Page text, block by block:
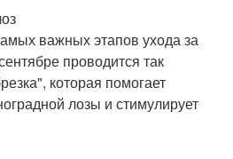
важных этапов ухода за
проводится так
которая помогает
лозы и стимулирует